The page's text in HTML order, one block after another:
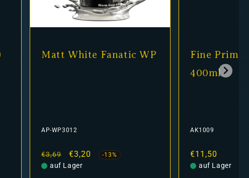
Matt White Fanatic WP
AP-WP3012
Normaler
Preis
€3,69 Verkaufspreis
€3,20 -13%
auf Lager
Fine
400ml
AK1009
Normaler
Preis
€11,50
auf Lager